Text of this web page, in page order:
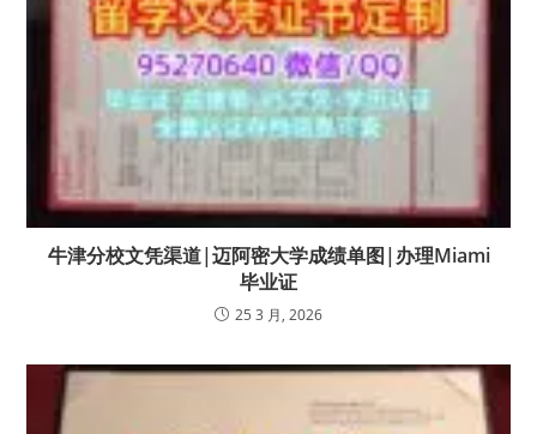
牛津分校文凭渠道|迈阿密大学成绩单图|办理Miami
毕业证
25 3 月, 2026